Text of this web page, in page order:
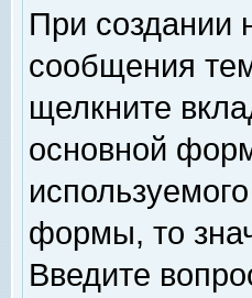
При создании
сообщения
щелкните
основной
формы, то
Введите